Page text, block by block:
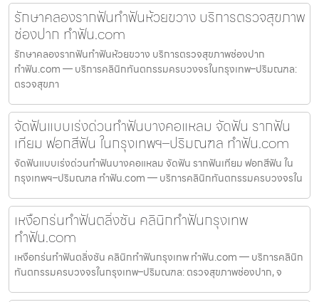
รักษาคลองรากฟันทำฟันห้วยขวาง บริการตรวจสุขภาพ
ช่องปาก ทำฟัน.com
รักษาคลองรากฟันทำฟันห้วยขวาง บริการตรวจสุขภาพช่องปาก
ทำฟัน.com — บริการคลินิกทันตกรรมครบวงจรในกรุงเทพ–ปริมณฑล:
ตรวจสุขภา
จัดฟันแบบเร่งด่วนทำฟันบางคอแหลม จัดฟัน รากฟัน
เทียม ฟอกสีฟัน ในกรุงเทพฯ–ปริมณฑล ทำฟัน.com
จัดฟันแบบเร่งด่วนทำฟันบางคอแหลม จัดฟัน รากฟันเทียม ฟอกสีฟัน ใน
กรุงเทพฯ–ปริมณฑล ทำฟัน.com — บริการคลินิกทันตกรรมครบวงจรใน
เหงือกร่นทำฟันตลิ่งชัน คลินิกทำฟันกรุงเทพ
ทำฟัน.com
เหงือกร่นทำฟันตลิ่งชัน คลินิกทำฟันกรุงเทพ ทำฟัน.com — บริการคลินิก
ทันตกรรมครบวงจรในกรุงเทพ–ปริมณฑล: ตรวจสุขภาพช่องปาก, จ